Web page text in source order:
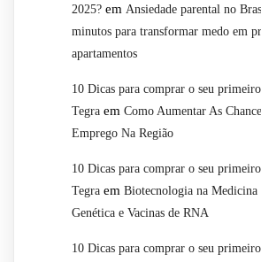
2025? em Ansiedade parental no
minutos para transformar medo em
apartamentos
10 Dicas para comprar o seu
Tegra em Como Aumentar As
Emprego Na Região
10 Dicas para comprar o seu
Tegra em Biotecnologia na Medicina
Genética e Vacinas de RNA
10 Dicas para comprar o seu